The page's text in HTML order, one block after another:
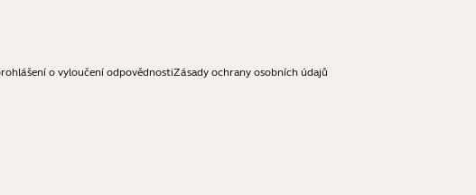
o vyloučení odpovědnostiZásady ochrany osobních údajů